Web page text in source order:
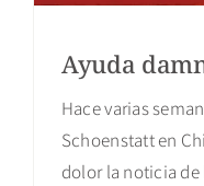
Ayuda
Hace varias
Schoenstatt en
dolor la noticia de